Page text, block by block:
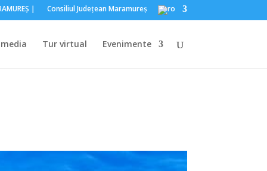
｜ Consiliul Judeţean Maramureş
Tur virtual Evenimente